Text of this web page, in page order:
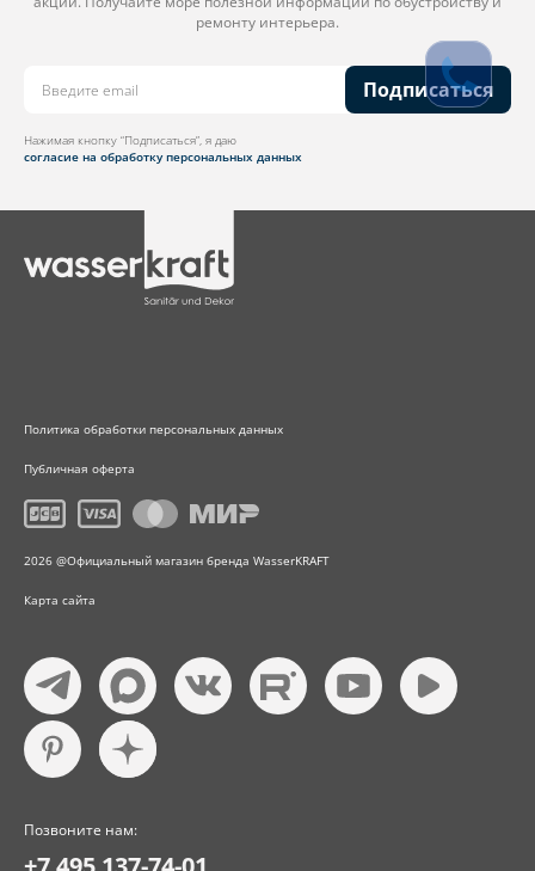
ремонту интерьера.
Подписаться
Нажимая кнопку “Подписаться”, я даю
согласие на обработку персональных данных
Политика обработки персональных данных
Публичная оферта
2026 @Официальный магазин бренда WasserKRAFT
Карта сайта
Позвоните нам: